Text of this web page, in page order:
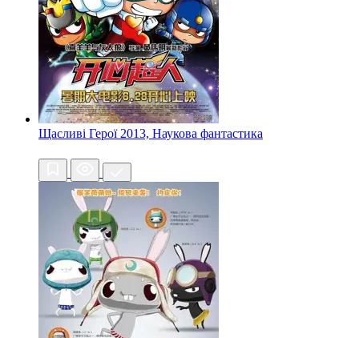
Щасливі Герої 2013, Наукова фантастика